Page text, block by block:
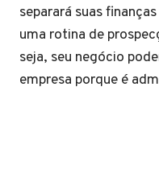
separará suas
uma rotina de
seja, seu negócio
empresa porque é